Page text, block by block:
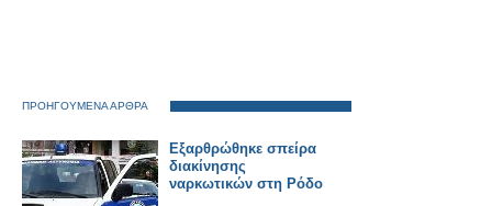
ΠΡΟΗΓΟΥΜΕΝΑ ΑΡΘΡΑ
Eξαρθρώθηκε σπείρα
διακίνησης
ναρκωτικών στη Ρόδο